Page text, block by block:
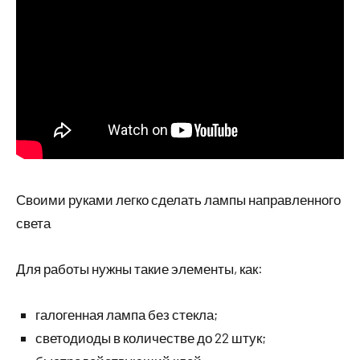
Своими руками легко сделать лампы направленного
света
Для работы нужны такие элементы, как:
галогенная лампа без стекла;
светодиоды в количестве до 22 штук;